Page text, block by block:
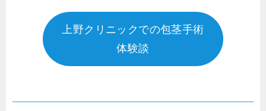
上野クリニックでの包茎手術
体験談